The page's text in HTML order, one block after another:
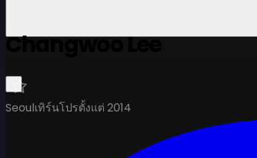
Changwoo Lee
Seoulเทิร์นโปรตั้งแต่ 2014